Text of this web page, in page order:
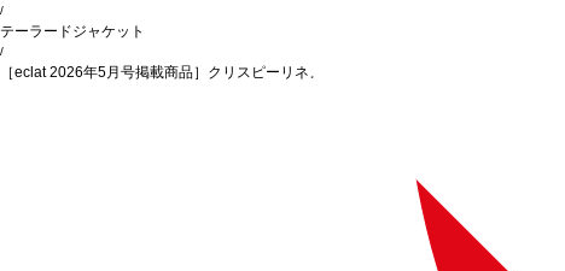
/
テーラードジャケット
/
［eclat 2026年5月号掲載商品］クリスピーリネンストレッチジャケット